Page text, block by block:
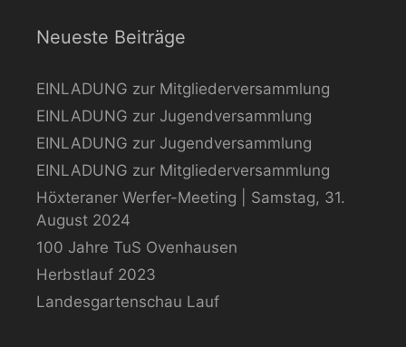
Neueste Beiträge
EINLADUNG zur Mitgliederversammlung
EINLADUNG zur Jugendversammlung
EINLADUNG zur Jugendversammlung
EINLADUNG zur Mitgliederversammlung
Höxteraner Werfer-Meeting | Samstag, 31.
August 2024
100 Jahre TuS Ovenhausen
Herbstlauf 2023
Landesgartenschau Lauf